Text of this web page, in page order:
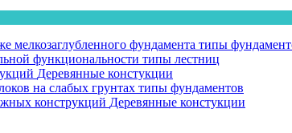
фундамента типы
функциональности типы лестниц
Деревянные констукции
на слабых грунтах типы фундаментов
конструкций Деревянные констукции